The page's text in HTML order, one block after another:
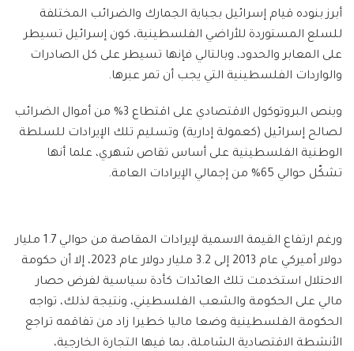
أبرز بنوده قيام إسرائيل بجباية الجمارك والضرائب المختلفة
للسلع المستوردة للأراضي الفلسطينية، كون إسرائيل تسيطر
على المعابر والحدود، وبالتالي فإنها تسيطر على كل الصادرات
والواردات الفلسطينية التي يجب أن تمر عبرها.
وينص البروتوكول الاقتصادي على اقتطاع 3% من أموال الضرائب
لصالح إسرائيل (كعمولة إدارية) وتسليم تلك الإيرادات للسلطة
الوطنية الفلسطينية على أساس تقاص شهري، علما أنها
تشكّل حوالي 65% من إجمالي الإيرادات العامة.
ورغم ارتفاع القيمة الاسمية لإيرادات المقاصة من حوالي 1.7 مليار
دولار أميركي عام 2013 إلى 3.2 مليار دولار عام 2023، إلا أن حكومة
الاحتلال استخدمت تلك العائدات كأدة سياسية لفرض حصار
مالي على الحكومة والشعب الفلسطيني، ونتيجة لذلك، تواجه
الحكومة الفلسطينية وضعا ماليا خطيرا زاد من تفاقمه تراجع
الأنشطة الاقتصادية الشاملة، بما فيها التجارة الخارجية،